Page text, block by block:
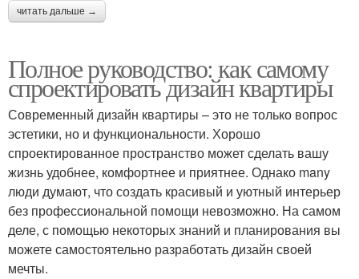
читать дальше →
Полное руководство: как самому
спроектировать дизайн квартиры
Современный дизайн квартиры – это не только вопрос
эстетики, но и функциональности. Хорошо
спроектированное пространство может сделать вашу
жизнь удобнее, комфортнее и приятнее. Однако many
люди думают, что создать красивый и уютный интерьер
без профессиональной помощи невозможно. На самом
деле, с помощью некоторых знаний и планирования вы
можете самостоятельно разработать дизайн своей
мечты.